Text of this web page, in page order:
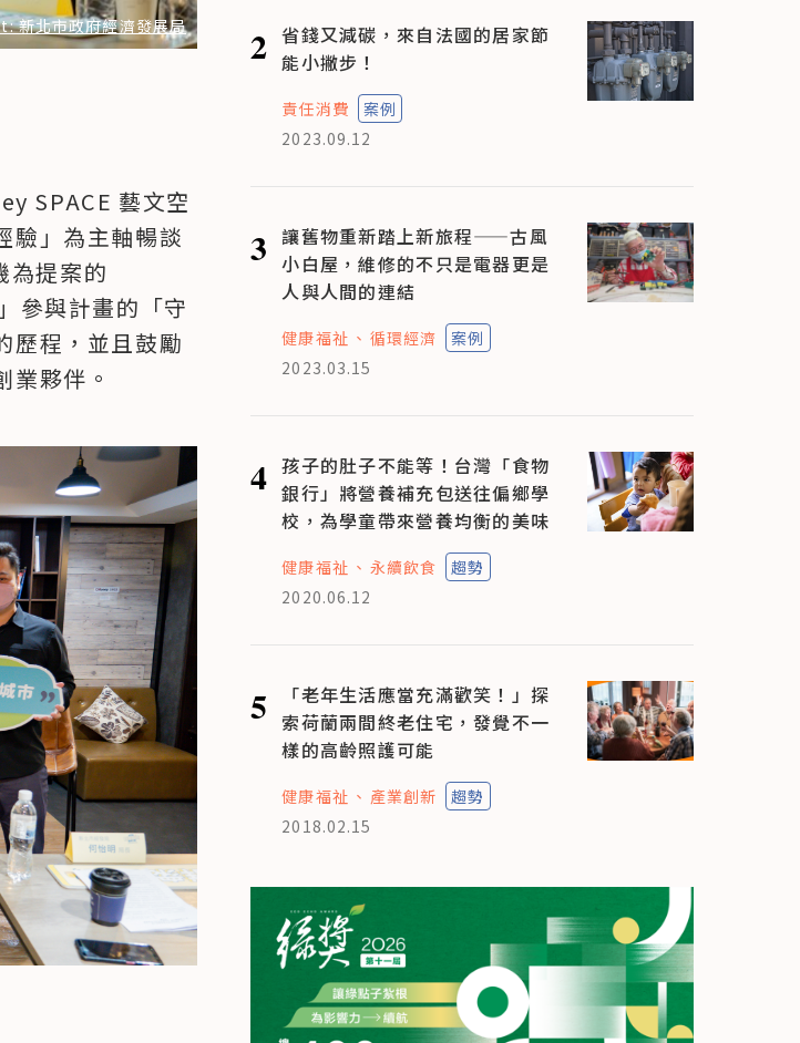
新北市政府經濟發展局
SPACE 藝文空
驗」為主軸暢談
為提案的
參與計畫的「守
歷程，並且鼓勵
夥伴。
2 省錢又減碳，來自法國的居家節
能小撇步！
責任消費
案例
2023.09.12
3
讓舊物重新踏上新旅程——古風
小白屋，維修的不只是電器更是
人與人間的連結
健康福祉 循環經濟
案例
2023.03.15
4 孩子的肚子不能等！台灣「食物
銀行」將營養補充包送往偏鄉學
校，為學童帶來營養均衡的美味
健康福祉 永續飲食
趨勢
2020.06.12
5
「老年生活應當充滿歡笑！」探
索荷蘭兩間終老住宅，發覺不一
樣的高齡照護可能
健康福祉 產業創新
趨勢
2018.02.15